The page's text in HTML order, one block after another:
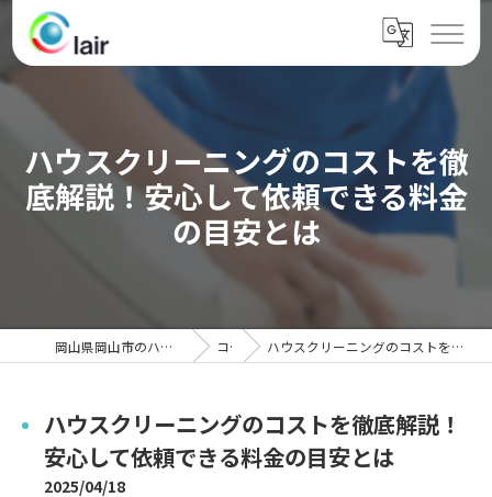
ハウスクリーニングのコストを徹
底解説！安心して依頼できる料金
の目安とは
岡山県岡山市のハウスクリーニングならクレール コラム ハウスクリーニングのコストを徹底解説！安心して依頼できる料金の目安とは
ハウスクリーニングのコストを徹底解説！
安心して依頼できる料金の目安とは
2025/04/18